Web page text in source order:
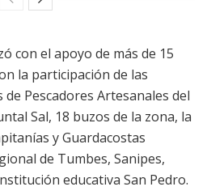
con el apoyo de más de 15
la participación de las
Pescadores Artesanales del
Sal, 18 buzos de la zona, la
y Guardacostas
de Tumbes, Sanipes,
educativa San Pedro.